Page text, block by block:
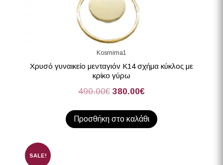
Kosmima1
Χρυσό γυναικείο μενταγιόν Κ14 σχήμα κύκλος με
κρίκο γύρω
490.00€ 380.00€
Προσθήκη στο καλάθι
SALE!